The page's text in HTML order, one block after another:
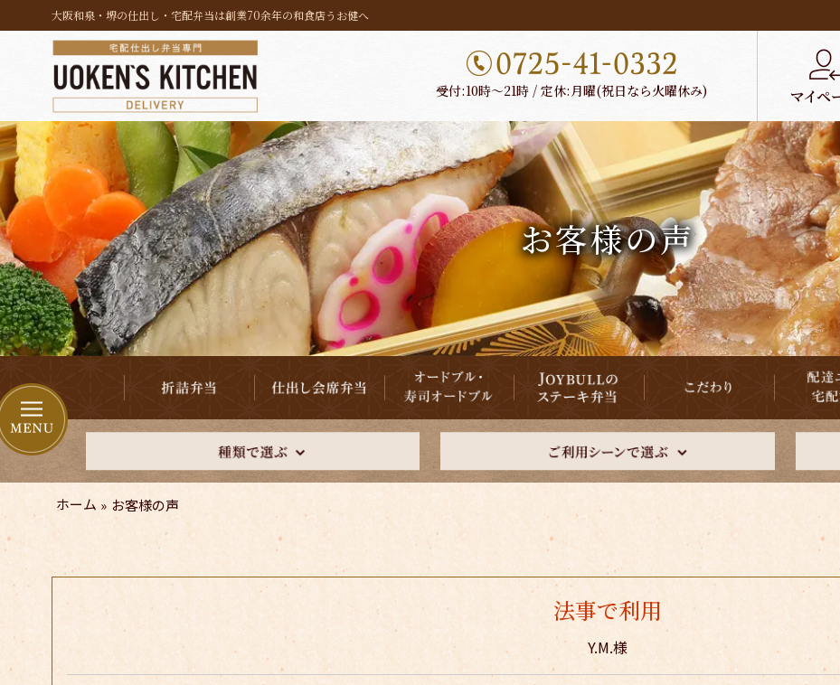
ン
へ
ス
キ
ッ
プ
大阪和泉・堺の仕出し・宅配弁当は創業70余年の和食店うお健へ
受付:10時～21時 / 定休:月曜(祝日なら火曜休み)
お客様の声
ホーム » お客様の声
法事で利用
Y.M.様